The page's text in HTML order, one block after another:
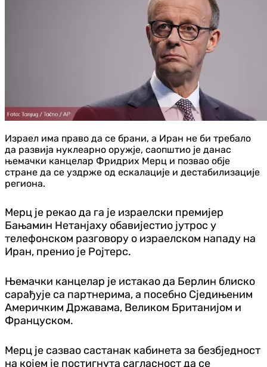
Израел има право да се брани, а Иран не би требало
да развија нуклеарно оружје, саопштио је данас
њемачки канцелар Фридрих Мерц и позвао обје
стране да се уздрже од ескалације и дестабилизације
региона.
Мерц је рекао да га је израелски премијер
Бањамин Нетанјаху обавијестио јутрос у
телефонском разговору о израелском нападу на
Иран, пренио је Ројтерс.
Њемачки канцелар је истакао да Берлин блиско
сарађује са партнерима, а посебно Сједињеним
Америчким Државама, Великом Британијом и
Француском.
Мерц је сазвао састанак кабинета за безбједност
на којем је постигнута сагласност да се